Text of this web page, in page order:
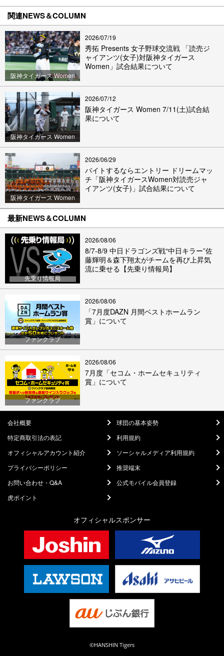
関連NEWS＆COLUMN
阪神タイガース Women
2026/07/19
秀拓 Presents 女子野球交流戦 「読売ジ
ャイアンツ(女子)対阪神タイガース
Women」試合結果について
阪神タイガース Women
2026/07/12
阪神タイガース Women 7/11(土)試合結
果について
阪神タイガース Women
2026/06/29
バイトするならエントリー ドリームマッ
チ「阪神タイガースWomen対読売ジャ
イアンツ(女子)」試合結果について
最新NEWS＆COLUMN
先乗り情報局
2026/08/06
8/7-8/9 中日ドラゴンズ戦“中日キラー”佐
藤輝明＆森下翔太がチームを再び上昇気
流に乗せる【先乗り情報局】
ファンクラブ
2026/08/06
「7月度DAZN 月間ベストホームラン
賞」について
ファンクラブ
2026/08/06
7月度「セコム・ホームセキュリティ
賞」について
会社概要
球団の基本姿勢
特定商取引法の表記
利用規約
オフィシャルアカウント紹介
ソーシャルメディア利用規約
プライバシーポリシー
推奨端末
お問い合わせ・Q&A
公式モバイル会員登録
虎ポイント
オフィシャルスポンサー
©HANSHIN Tigers